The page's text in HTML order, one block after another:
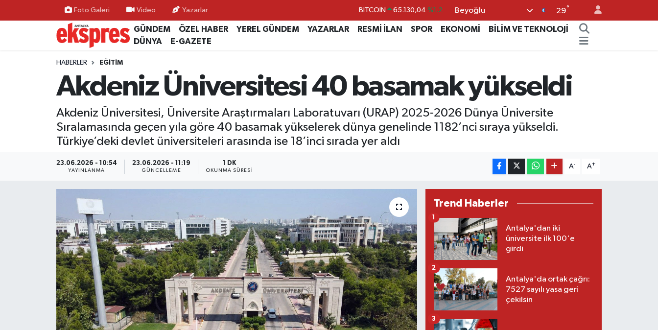
Foto Galeri Video Yazarlar
BİST100 13.773 %-19
Beyoğlu 29°
GÜNDEM ÖZEL HABER YEREL GÜNDEM YAZARLAR RESMİ İLAN SPOR EKONOMİ
BİLİM VE TEKNOLOJİ
DÜNYA
E-GAZETE
HABERLER EĞİTİM
Akdeniz Üniversitesi 40 basamak yükseldi
Akdeniz Üniversitesi, Üniversite Araştırmaları Laboratuvarı (URAP) 2025-2026 Dünya Üniversite
Sıralamasında geçen yıla göre 40 basamak yükselerek dünya genelinde 1182’nci sıraya yükseldi.
Türkiye’deki devlet üniversiteleri arasında ise 18’inci sırada yer aldı
23.06.2026 - 10:54
YAYINLANMA
23.06.2026 - 11:19
GÜNCELLEME
1 DK
OKUNMA SÜRESI
A- A+
Trend Haberler
Antalya'dan iki
üniversite ilk 100'e
girdi
1
Antalya'da ortak çağrı:
7527 sayılı yasa geri
çekilsin
2
3
ÖZEL HABER
GÜNDEM
YEREL GÜNDEM
EKONOMİ
KÜLTÜR - SANAT
EĞİTİM
TURİZM
RÖPORTAJ
Nöbetçi Eczaneler
Hava Durumu
Trafik Durumu
Süper Lig Puan Durumu ve Fikstür
Tüm Manşetler
Son Dakika Haberleri